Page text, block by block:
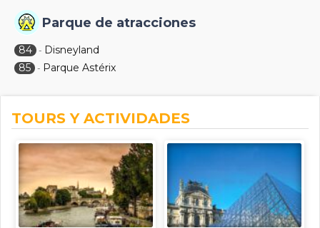
Parque de atracciones
84 - Disneyland
85 - Parque Astérix
TOURS Y ACTIVIDADES